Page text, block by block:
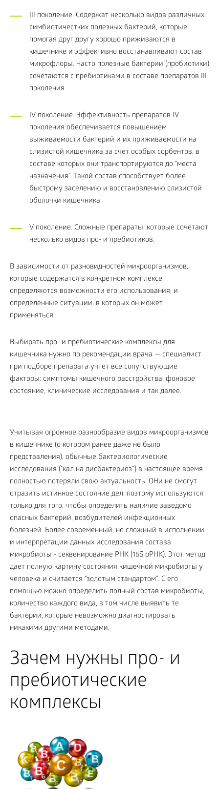
III поколение. Содержат несколько видов различных
симбиотичестких полезных бактерий, которые
помогая друг другу хорошо приживаются в
кишечнике и эффективно восстанавливают состав
микрофлоры. Часто полезные бактерии (пробиотики)
сочетаются с пребиотиками в составе препаратов III
поколения.
IV поколение. Эффективность препаратов IV
поколения обеспечивается повышением
выживаемости бактерий и их приживаемости на
слизистой кишечника за счет особых сорбентов, в
составе которых они транспортируются до “места
назначения”. Такой состав способствует более
быстрому заселению и восстановлению слизистой
оболочки кишечника.
V поколение. Сложные препараты, которые сочетают
несколько видов про- и пребиотиков.
В зависимости от разновидностей микроорганизмов,
которые содержатся в конкретном комплексе,
определяются возможности его использования, и
определенные ситуации, в которых он может
применяться.
Выбирать про- и пребиотические комплексы для
кишечника нужно по рекомендации врача — специалист
при подборе препарата учтет все сопутствующие
факторы: симптомы кишечного расстройства, фоновое
состояние, клинические исследования и так далее.
Учитывая огромное разнообразие видов микроорганизмов
в кишечнике (о котором ранее даже не было
представления), обычные бактериологические
исследования (“кал на дисбактериоз”) в настоящее время
полностью потеряли свою актуальность. ОНи не смогут
отразить истинное состояние дел, поэтому используются
только для того, чтобы определить наличие заведомо
опасных бактерий, возбудителей инфекционных
болезней. Более современный, но сложный в исполнении
и интерпретации данных исследования состава
микробиоты - секвенирование РНК (16S рРНК). Этот метод
дает полную картину состояния кишечной микробиоты у
человека и считается “золотым стандартом”. С его
помощью можно определить полный состав микробиоты,
количество каждого вида, в том числе выявить те
бактерии, которые невозможно диагностировать
никакими другими методами.
Зачем нужны про- и
пребиотические
комплексы